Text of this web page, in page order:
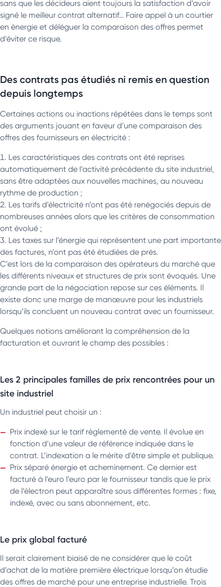
sans que les décideurs aient toujours la satisfaction d’avoir
signé le meilleur contrat alternatif… Faire appel à un courtier
en énergie et déléguer la comparaison des offres permet
d’éviter ce risque.
Des contrats pas étudiés ni remis en question
depuis longtemps
Certaines actions ou inactions répétées dans le temps sont
des arguments jouant en faveur d’une comparaison des
offres des fournisseurs en électricité :
Les caractéristiques des contrats ont été reprises
automatiquement de l’activité précédente du site industriel,
sans être adaptées aux nouvelles machines, au nouveau
rythme de production ;
Les tarifs d’électricité n’ont pas été renégociés depuis de
nombreuses années alors que les critères de consommation
ont évolué ;
Les taxes sur l’énergie qui représentent une part importante
des factures, n’ont pas été étudiées de près.
C’est lors de la comparaison des opérateurs du marché que
les différents niveaux et structures de prix sont évoqués. Une
grande part de la négociation repose sur ces éléments. Il
existe donc une marge de manœuvre pour les industriels
lorsqu’ils concluent un nouveau contrat avec un fournisseur.
Quelques notions améliorant la compréhension de la
facturation et ouvrant le champ des possibles :
Les 2 principales familles de prix rencontrées pour un
site industriel
Un industriel peut choisir un :
Prix indexé sur le tarif réglementé de vente. Il évolue en
fonction d’une valeur de référence indiquée dans le
contrat. L’indexation a le mérite d’être simple et publique.
Prix séparé énergie et acheminement. Ce dernier est
facturé à l’euro l’euro par le fournisseur tandis que le prix
de l’électron peut apparaître sous différentes formes : fixe,
indexé, avec ou sans abonnement, etc.
Le prix global facturé
Il serait clairement biaisé de ne considérer que le coût
d’achat de la matière première électrique lorsqu’on étudie
des offres de marché pour une entreprise industrielle. Trois